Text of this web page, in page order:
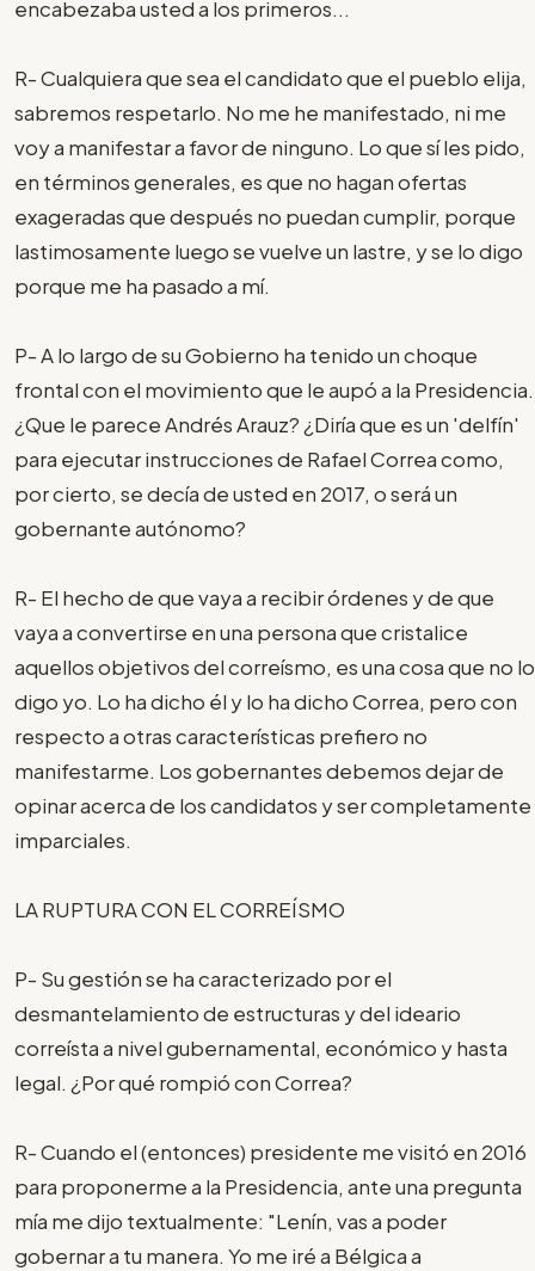
encabezaba usted a los primeros...
R- Cualquiera que sea el candidato que el pueblo elija,
sabremos respetarlo. No me he manifestado, ni me
voy a manifestar a favor de ninguno. Lo que sí les pido,
en términos generales, es que no hagan ofertas
exageradas que después no puedan cumplir, porque
lastimosamente luego se vuelve un lastre, y se lo digo
porque me ha pasado a mí.
P- A lo largo de su Gobierno ha tenido un choque
frontal con el movimiento que le aupó a la Presidencia.
¿Que le parece Andrés Arauz? ¿Diría que es un 'delfín'
para ejecutar instrucciones de Rafael Correa como,
por cierto, se decía de usted en 2017, o será un
gobernante autónomo?
R- El hecho de que vaya a recibir órdenes y de que
vaya a convertirse en una persona que cristalice
aquellos objetivos del correísmo, es una cosa que no lo
digo yo. Lo ha dicho él y lo ha dicho Correa, pero con
respecto a otras características prefiero no
manifestarme. Los gobernantes debemos dejar de
opinar acerca de los candidatos y ser completamente
imparciales.
LA RUPTURA CON EL CORREÍSMO
P- Su gestión se ha caracterizado por el
desmantelamiento de estructuras y del ideario
correísta a nivel gubernamental, económico y hasta
legal. ¿Por qué rompió con Correa?
R- Cuando el (entonces) presidente me visitó en 2016
para proponerme a la Presidencia, ante una pregunta
mía me dijo textualmente: "Lenín, vas a poder
gobernar a tu manera. Yo me iré a Bélgica a